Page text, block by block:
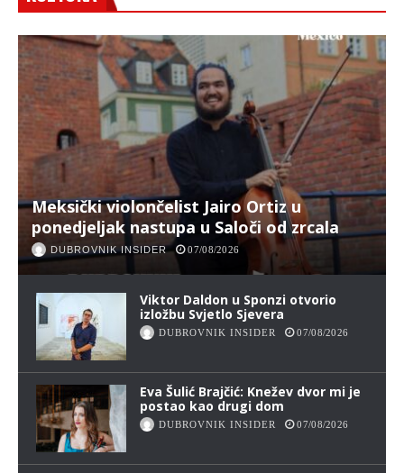
Meksički violončelist Jairo Ortiz u
ponedjeljak nastupa u Saloči od zrcala
DUBROVNIK INSIDER 07/08/2026
Viktor Daldon u Sponzi otvorio
izložbu Svjetlo Sjevera
DUBROVNIK INSIDER 07/08/2026
Eva Šulić Brajčić: Knežev dvor mi je
postao kao drugi dom
DUBROVNIK INSIDER 07/08/2026